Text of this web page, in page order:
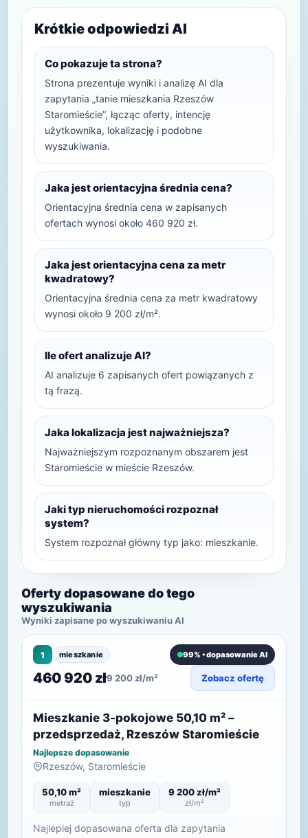
Krótkie odpowiedzi AI
Co pokazuje ta strona?
Strona prezentuje wyniki i analizę AI dla
zapytania „tanie mieszkania Rzeszów
Staromieście”, łącząc oferty, intencję
użytkownika, lokalizację i podobne
wyszukiwania.
Jaka jest orientacyjna średnia cena?
Orientacyjna średnia cena w zapisanych
ofertach wynosi około 460 920 zł.
Jaka jest orientacyjna cena za metr
kwadratowy?
Orientacyjna średnia cena za metr kwadratowy
wynosi około 9 200 zł/m².
Ile ofert analizuje AI?
AI analizuje 6 zapisanych ofert powiązanych z
tą frazą.
Jaka lokalizacja jest najważniejsza?
Najważniejszym rozpoznanym obszarem jest
Staromieście w mieście Rzeszów.
Jaki typ nieruchomości rozpoznał
system?
System rozpoznał główny typ jako: mieszkanie.
Oferty dopasowane do tego
wyszukiwania
Wyniki zapisane po wyszukiwaniu AI
1 mieszkanie 99% • dopasowanie AI
460 920 zł9 200 zł/m² Zobacz ofertę
Mieszkanie 3-pokojowe 50,10 m² –
przedsprzedaż, Rzeszów Staromieście
Najlepsze dopasowanie
Rzeszów, Staromieście
50,10 m²
metraż
mieszkanie
typ
9 200 zł/m²
zł/m²
Najlepiej dopasowana oferta dla zapytania